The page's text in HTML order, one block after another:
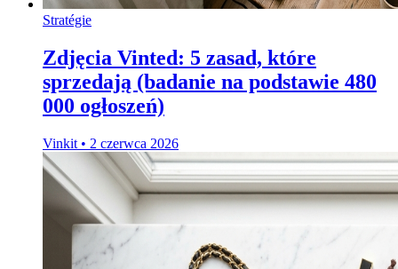
Stratégie
Zdjęcia Vinted: 5 zasad, które
sprzedają (badanie na podstawie 480
000 ogłoszeń)
Vinkit • 2 czerwca 2026